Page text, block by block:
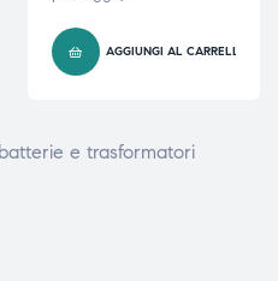
AGGIUNGI AL CARRELLO
e trasformatori